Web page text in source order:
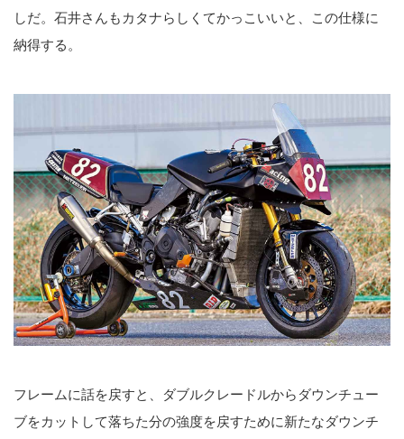
しだ。石井さんもカタナらしくてかっこいいと、この仕様に
納得する。
フレームに話を戻すと、ダブルクレードルからダウンチュー
ブをカットして落ちた分の強度を戻すために新たなダウンチ